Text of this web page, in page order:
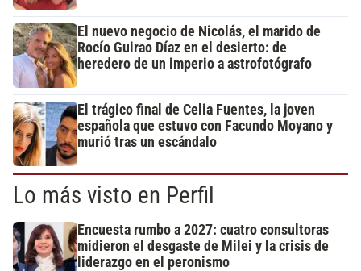
El nuevo negocio de Nicolás, el marido de
Rocío Guirao Díaz en el desierto: de
heredero de un imperio a astrofotógrafo
El trágico final de Celia Fuentes, la joven
española que estuvo con Facundo Moyano y
murió tras un escándalo
Lo más visto en Perfil
Encuesta rumbo a 2027: cuatro consultoras
midieron el desgaste de Milei y la crisis de
liderazgo en el peronismo